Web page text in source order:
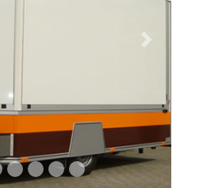
Next